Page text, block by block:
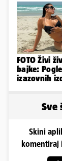
FOTO Živi
bajke:
izazovnih
Sve
Skini
komentiraj